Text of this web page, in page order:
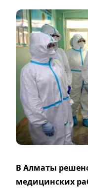
В Алматы
медицинских